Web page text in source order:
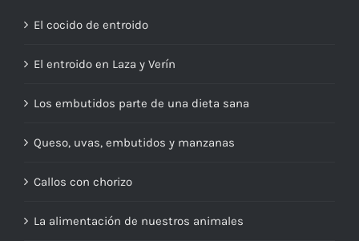
El cocido de entroido
El entroido en Laza y Verín
Los embutidos parte de una dieta sana
Queso, uvas, embutidos y manzanas
Callos con chorizo
La alimentación de nuestros animales